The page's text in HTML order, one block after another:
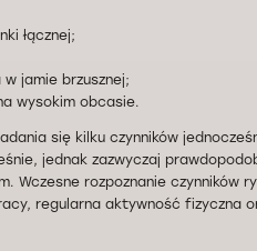
łącznej;
jamie brzusznej;
wysokim obcasie.
się kilku czynników
jednak zazwyczaj
Wczesne rozpoznanie czynników
regularna aktywność fizyczna